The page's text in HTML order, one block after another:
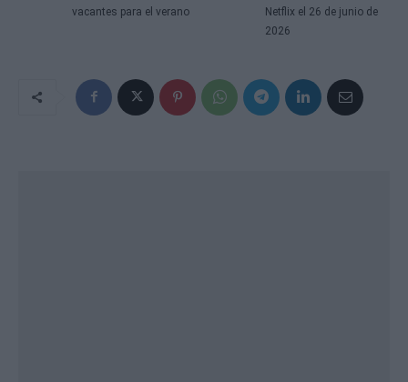
vacantes para el verano
Netflix el 26 de junio de
2026